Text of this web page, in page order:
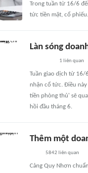
Trong tuần từ 16/6
tức tiền mặt, cổ
Làn sóng
1 liên quan
Tuần giao dịch từ
nhận cổ tức. Điều
tiền phòng thủ' sẽ
hồi đầu tháng 6.
Thêm một
5842 liên quan
Cảng Quy Nhơn